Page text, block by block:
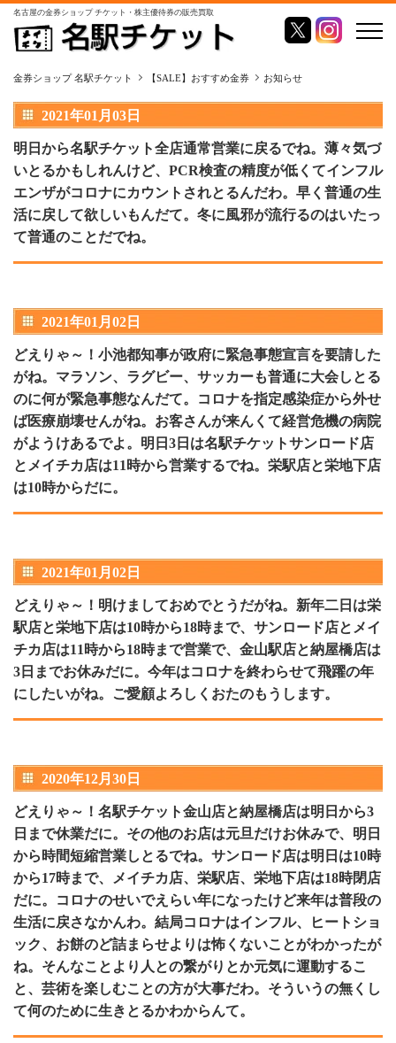
名古屋の金券ショップ チケット・株主優待券の販売買取
金券ショップ 名駅チケット 【SALE】おすすめ金券 お知らせ
2021年01月03日
明日から名駅チケット全店通常営業に戻るでね。薄々気づ
いとるかもしれんけど、PCR検査の精度が低くてインフル
エンザがコロナにカウントされとるんだわ。早く普通の生
活に戻して欲しいもんだて。冬に風邪が流行るのはいたっ
て普通のことだでね。
2021年01月02日
どえりゃ～！小池都知事が政府に緊急事態宣言を要請した
がね。マラソン、ラグビー、サッカーも普通に大会しとる
のに何が緊急事態なんだて。コロナを指定感染症から外せ
ば医療崩壊せんがね。お客さんが来んくて経営危機の病院
がようけあるでよ。明日3日は名駅チケットサンロード店
とメイチカ店は11時から営業するでね。栄駅店と栄地下店
は10時からだに。
2021年01月02日
どえりゃ～！明けましておめでとうだがね。新年二日は栄
駅店と栄地下店は10時から18時まで、サンロード店とメイ
チカ店は11時から18時まで営業で、金山駅店と納屋橋店は
3日までお休みだに。今年はコロナを終わらせて飛躍の年
にしたいがね。ご愛顧よろしくおたのもうします。
2020年12月30日
どえりゃ～！名駅チケット金山店と納屋橋店は明日から3
日まで休業だに。その他のお店は元旦だけお休みで、明日
から時間短縮営業しとるでね。サンロード店は明日は10時
から17時まで、メイチカ店、栄駅店、栄地下店は18時閉店
だに。コロナのせいでえらい年になったけど来年は普段の
生活に戻さなかんわ。結局コロナはインフル、ヒートショ
ック、お餅のど詰まらせよりは怖くないことがわかったが
ね。そんなことより人との繋がりとか元気に運動するこ
と、芸術を楽しむことの方が大事だわ。そういうの無くし
て何のために生きとるかわからんて。